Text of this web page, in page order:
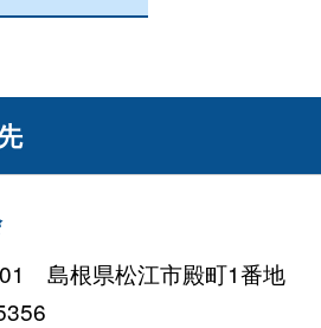
島根県松江市殿町1番地